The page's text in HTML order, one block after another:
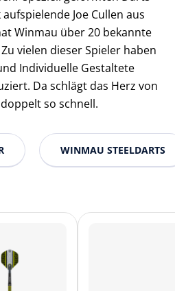
Joe Cullen aus
Winmau über 20 bekannte
vielen dieser Spieler haben
Individuelle Gestaltete
Da schlägt das Herz von
so schnell.
WINMAU STEELDARTS